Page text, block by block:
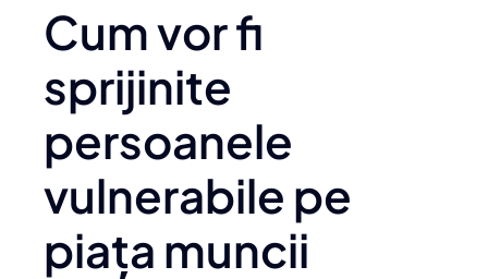
Cum vor fi
sprijinite
persoanele
vulnerabile pe
piața muncii